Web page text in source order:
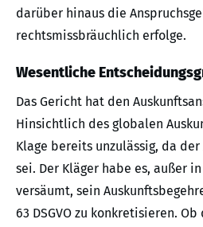
darüber hinaus die
rechtsmissbräuchlich erfolge.
Wesentliche
Das Gericht hat den
Hinsichtlich des globalen
Klage bereits unzulässig, da
sei. Der Kläger habe es, außer
versäumt, sein
63 DSGVO zu konkretisieren.